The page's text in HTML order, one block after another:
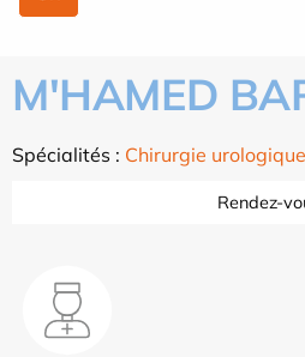
M'HAMED
Spécialités : Chirurgie urologique
Rendez-